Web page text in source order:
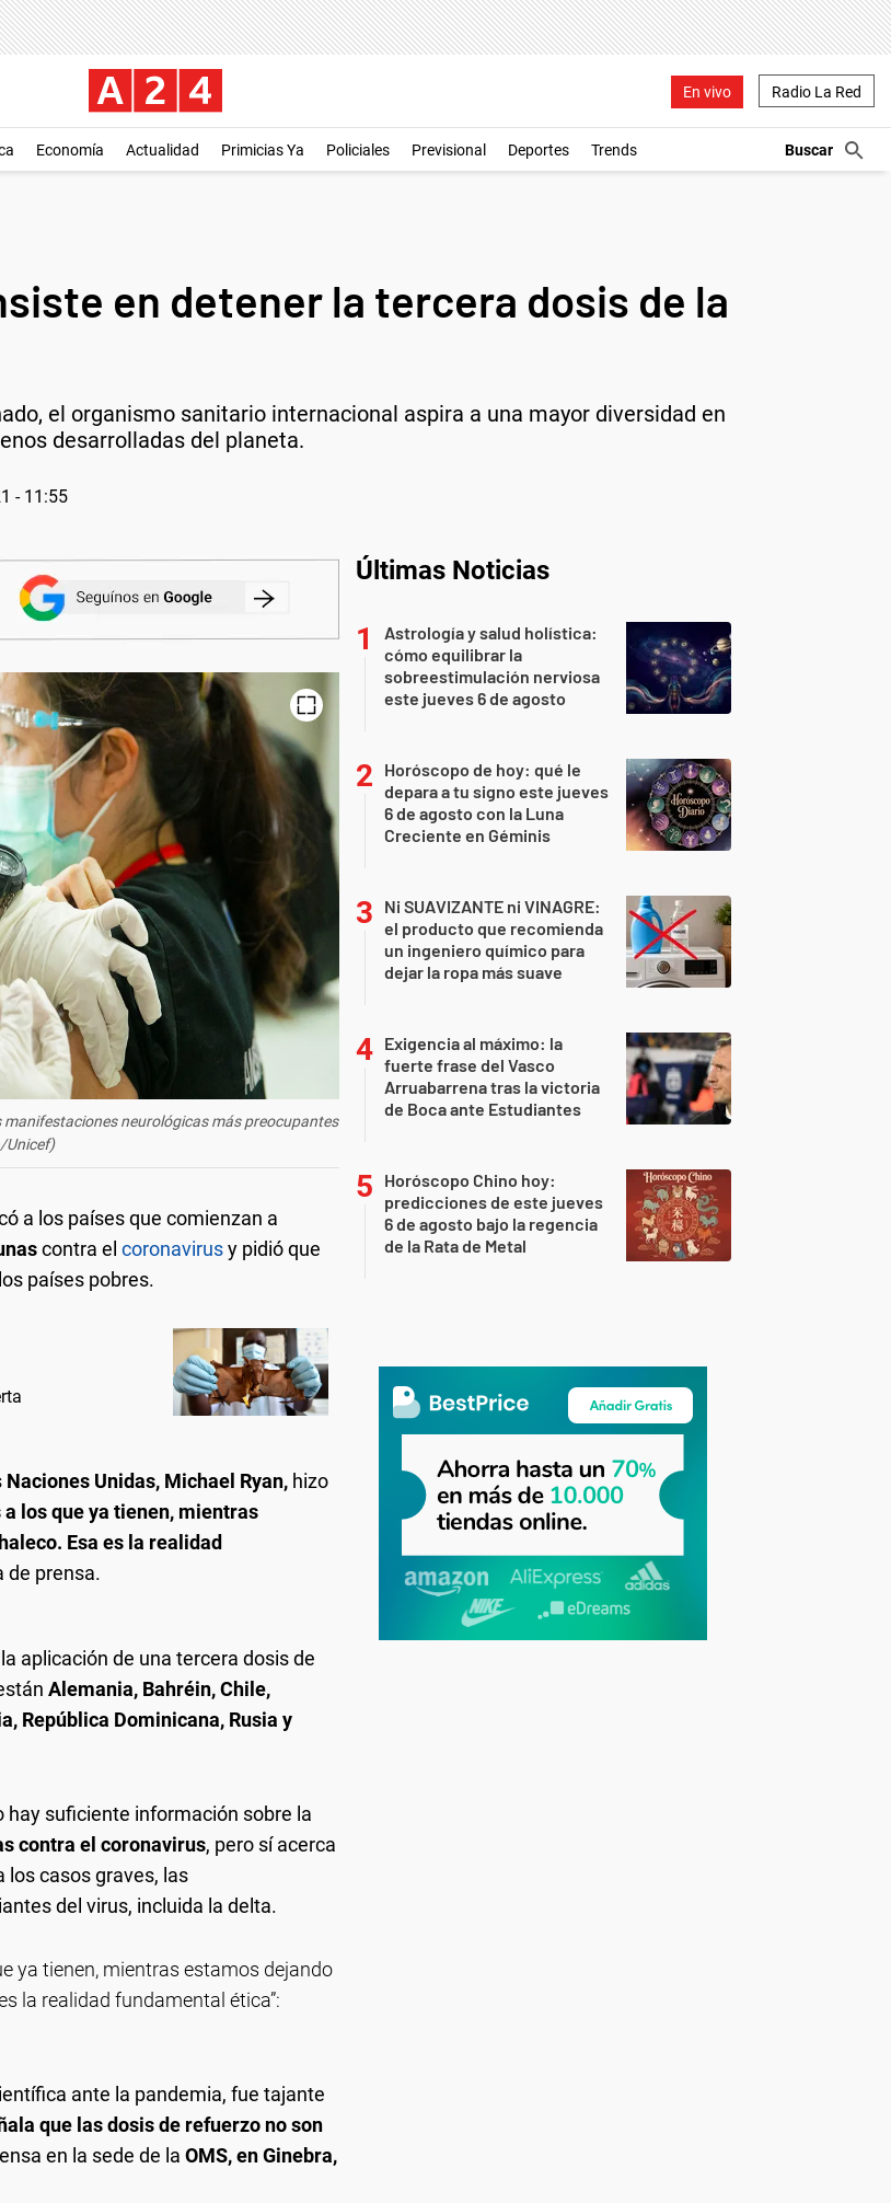
En vivo Radio La Red
Economía Actualidad Primicias Ya Policiales Previsional Deportes Trends
en detener la tercera dosis de la
el organismo sanitario internacional aspira a una mayor diversidad en
desarrolladas del planeta.
- 11:55
manifestaciones neurológicas más preocupantes
Unicef)
a los países que comienzan a
contra el coronavirusy pidió que
países pobres.
Naciones Unidas, Michael Ryan, hizo
los que ya tienen, mientras
Esa es la realidad
de prensa.
aplicación de una tercera dosis de
Alemania, Bahréin, Chile,
República Dominicana, Rusia y
hay suficiente información sobre la
contra el coronavirus, pero sí acerca
los casos graves, las
del virus, incluida la delta.
ya tienen, mientras estamos dejando
la realidad fundamental ética”:
ante la pandemia, fue tajante
que las dosis de refuerzo no son
en la sede de la OMS, en Ginebra,
Últimas Noticias
Astrología y salud holística:
cómo equilibrar la
sobreestimulación nerviosa
este jueves 6 de agosto
Horóscopo de hoy: qué le
depara a tu signo este jueves
6 de agosto con la Luna
Creciente en Géminis
Ni SUAVIZANTE ni VINAGRE:
el producto que recomienda
un ingeniero químico para
dejar la ropa más suave
Exigencia al máximo: la
fuerte frase del Vasco
Arruabarrena tras la victoria
de Boca ante Estudiantes
Horóscopo Chino hoy:
predicciones de este jueves
6 de agosto bajo la regencia
de la Rata de Metal